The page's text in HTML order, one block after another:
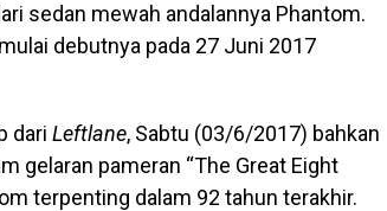
sedan mewah andalannya Phantom.
debutnya pada 27 Juni 2017
dari Leftlane, Sabtu (03/6/2017) bahkan
gelaran pameran “The Great Eight
terpenting dalam 92 tahun terakhir.